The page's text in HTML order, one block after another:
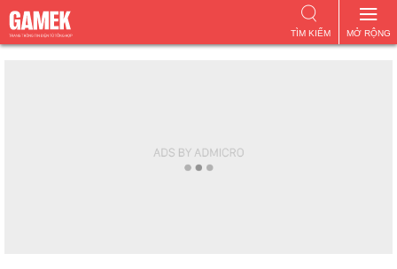
MỞ RỘNG
TÌM KIẾM